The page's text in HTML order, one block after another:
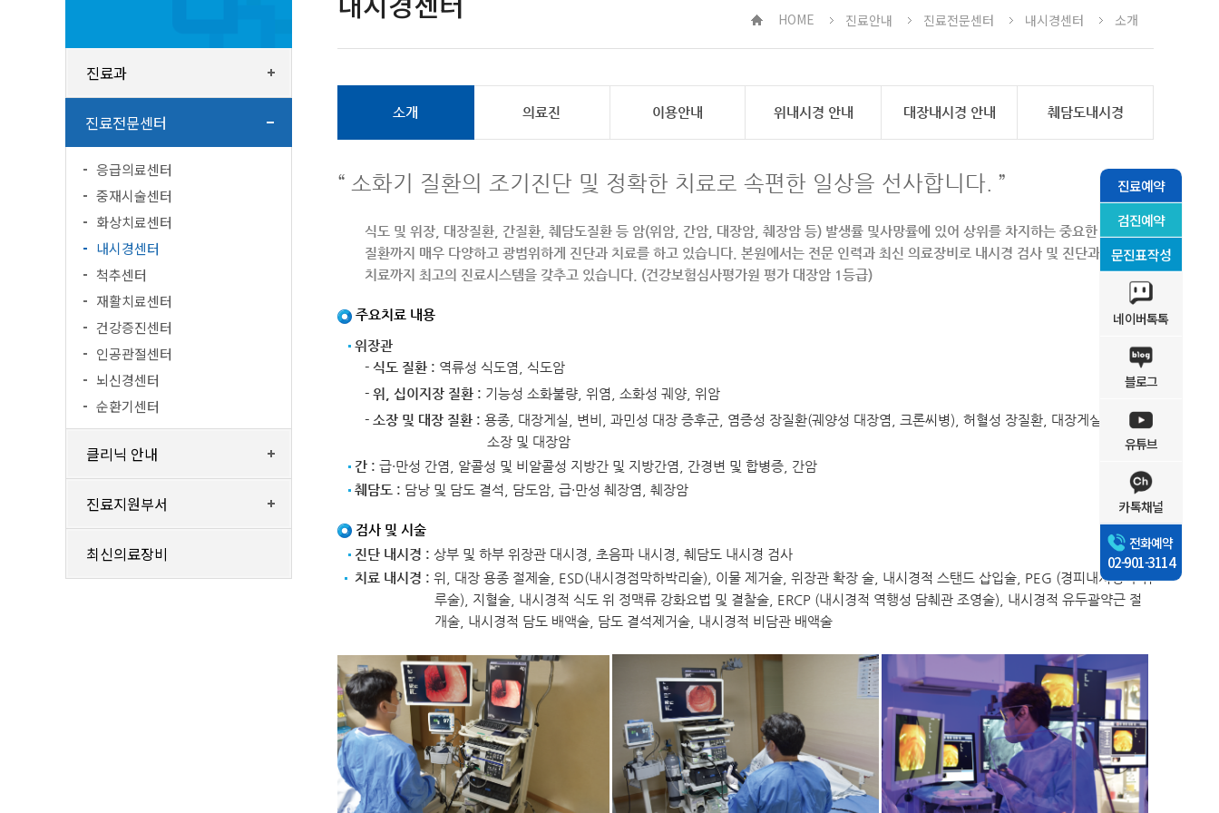
진료예약
검진예약
문진표작성
네이버톡톡
블로그
유튜브
카톡채널
전화예약
02-901-3114
진료과
진료전문센터
응급의료센터
중재시술센터
화상치료센터
내시경센터
척추센터
재활치료센터
건강증진센터
인공관절센터
뇌신경센터
순환기센터
클리닉 안내
진료지원부서
최신의료장비
HOME 진료안내 진료전문센터 내시경센터 소개
소개 의료진 이용안내 위내시경 안내 대장내시경 안내 췌담도내시경
“ 소화기 질환의 조기진단 및 정확한 치료로 속편한 일상을 선사합니다. ”
식도 및 위장, 대장질환, 간질환, 췌담도질환 등 암(위암, 간암, 대장암, 췌장암 등) 발생률 및사망률에 있어 상위를 차지하는 중요한
질환까지 매우 다양하고 광범위하게 진단과 치료를 하고 있습니다. 본원에서는 전문 인력과 최신 의료장비로 내시경 검사 및 진단과
치료까지 최고의 진료시스템을 갖추고 있습니다. (건강보험심사평가원 평가 대장암 1등급)
주요치료 내용
위장관
- 식도 질환 : 역류성 식도염, 식도암
- 위, 십이지장 질환 : 기능성 소화불량, 위염, 소화성 궤양, 위암
- 소장 및 대장 질환 : 용종, 대장게실, 변비, 과민성 대장 증후군, 염증성 장질환(궤양성 대장염, 크론씨병), 허혈성 장질환, 대장게실, 대장염,
소장 및 대장암
간 : 급·만성 간염, 알콜성 및 비알콜성 지방간 및 지방간염, 간경변 및 합병증, 간암
췌담도 : 담낭 및 담도 결석, 담도암, 급·만성 췌장염, 췌장암
검사 및 시술
진단 내시경 : 상부 및 하부 위장관 대시경, 초음파 내시경, 췌담도 내시경 검사
치료 내시경 : 위, 대장 용종 절제술, ESD(내시경점막하박리술), 이물 제거술, 위장관 확장 술, 내시경적 스탠드 삽입술, PEG (경피내시경하 위
루술), 지혈술, 내시경적 식도 위 정맥류 강화요법 및 결찰술, ERCP (내시경적 역행성 담췌관 조영술), 내시경적 유두괄약근 절
개술, 내시경적 담도 배액술, 담도 결석제거술, 내시경적 비담관 배액술